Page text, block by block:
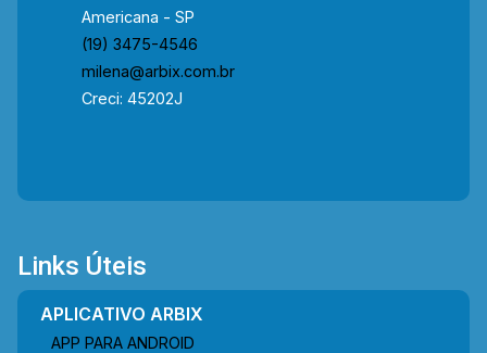
Americana - SP
(19) 3475-4546
milena@arbix.com.br
Creci: 45202J
Links Úteis
APLICATIVO ARBIX
APP PARA ANDROID